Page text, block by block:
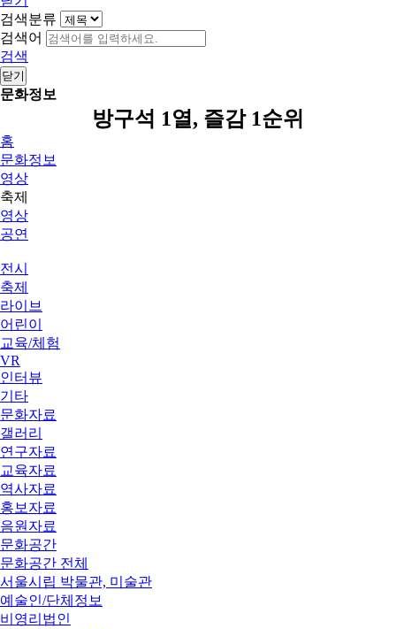
검색분류
검색어
검색
닫기
문화정보
방구석 1열, 즐감 1순위
홈
문화정보
영상
축제
영상
공연
전시
축제
라이브
어린이
교육/체험
VR
인터뷰
기타
문화자료
갤러리
연구자료
교육자료
역사자료
홍보자료
음원자료
문화공간
문화공간 전체
서울시립 박물관, 미술관
예술인/단체정보
비영리법인